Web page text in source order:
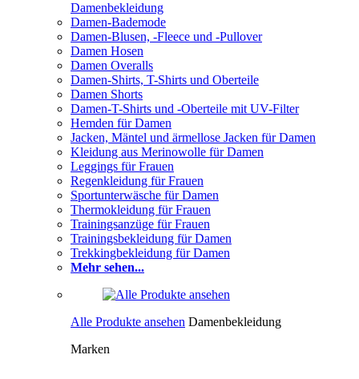
Damenbekleidung
Damen-Bademode
Damen-Blusen, -Fleece und -Pullover
Damen Hosen
Damen Overalls
Damen-Shirts, T-Shirts und Oberteile
Damen Shorts
Damen-T-Shirts und -Oberteile mit UV-Filter
Hemden für Damen
Jacken, Mäntel und ärmellose Jacken für Damen
Kleidung aus Merinowolle für Damen
Leggings für Frauen
Regenkleidung für Frauen
Sportunterwäsche für Damen
Thermokleidung für Frauen
Trainingsanzüge für Frauen
Trainingsbekleidung für Damen
Trekkingbekleidung für Damen
Mehr sehen...
Alle Produkte ansehen Damenbekleidung
Marken